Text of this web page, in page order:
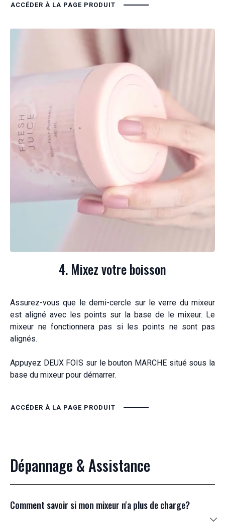
ACCÉDER À LA PAGE PRODUIT
4. Mixez votre boisson
Assurez-vous que le demi-cercle sur le verre du mixeur
est aligné avec les points sur la base de le mixeur. Le
mixeur ne fonctionnera pas si les points ne sont pas
alignés.
Appuyez DEUX FOIS sur le bouton MARCHE situé sous la
base du mixeur pour démarrer.
ACCÉDER À LA PAGE PRODUIT
Dépannage & Assistance
Comment savoir si mon mixeur n'a plus de charge?